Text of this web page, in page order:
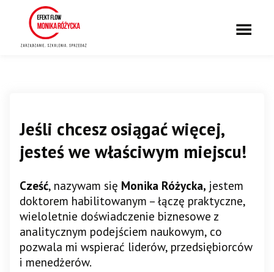
Jeśli chcesz osiągać więcej,
jesteś we właściwym miejscu!
Cześć, nazywam się Monika Różycka, jestem
doktorem habilitowanym – łączę praktyczne,
wieloletnie doświadczenie biznesowe z
analitycznym podejściem naukowym, co
pozwala mi wspierać liderów, przedsiębiorców
i menedżerów.